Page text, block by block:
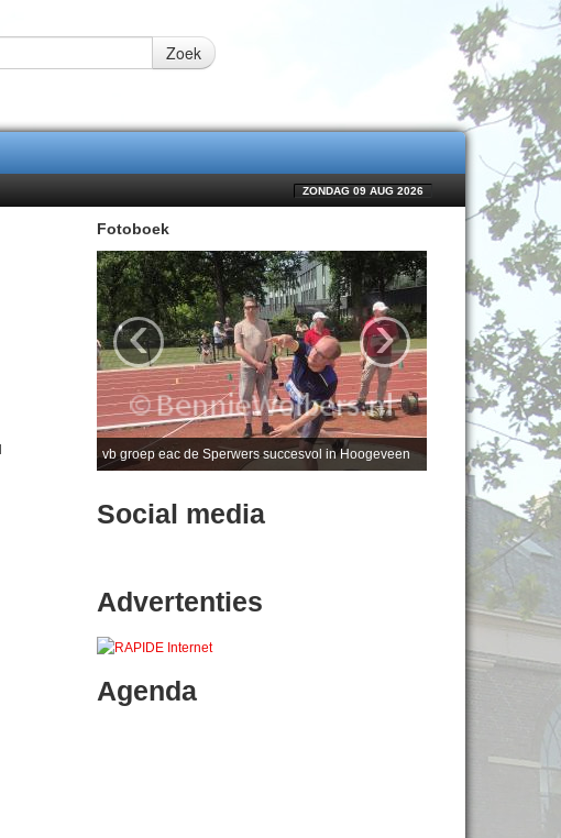
Zoek
ZONDAG 09 AUG 2026
Fotoboek
vb groep eac de Sperwers succesvol in Hoogeveen
‹ ›
Social media
Advertenties
Agenda